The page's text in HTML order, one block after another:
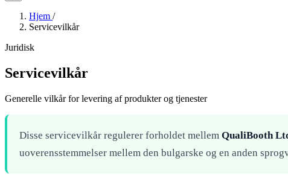
Hjem /
Servicevilkår
Juridisk
Servicevilkår
Generelle vilkår for levering af produkter og tjenester
Disse servicevilkår regulerer forholdet mellem QualiBooth
uoverensstemmelser mellem den bulgarske og en anden